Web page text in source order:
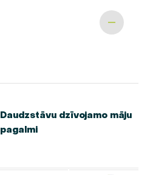
Daudzstāvu dzīvojamo māju
pagalmi